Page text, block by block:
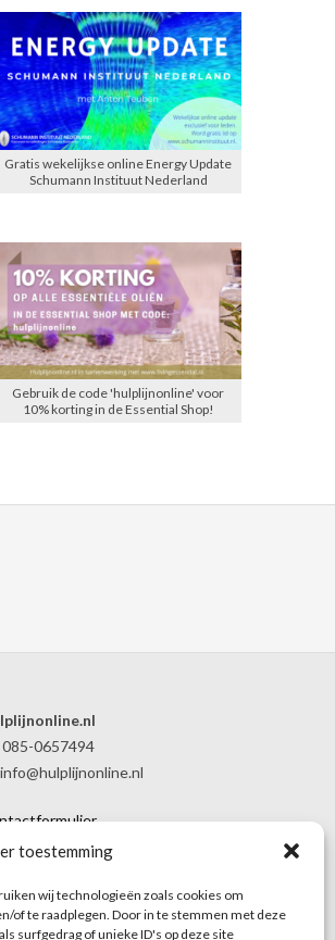
toestemming
wij technologieën zoals cookies om
of te raadplegen. Door in te stemmen met deze
surfgedrag of unieke ID's op deze site
Gratis wekelijkse online Energy Update
Schumann Instituut Nederland
Gebruik de code 'hulplijnonline' voor
10% korting in de Essential Shop!
0657494
Hulplijnonline.nl